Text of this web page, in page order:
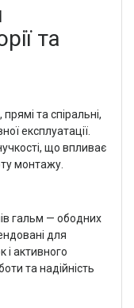
та
та спіральні,
експлуатації.
що впливає
монтажу.
гальм — ободних
для
і активного
та надійність